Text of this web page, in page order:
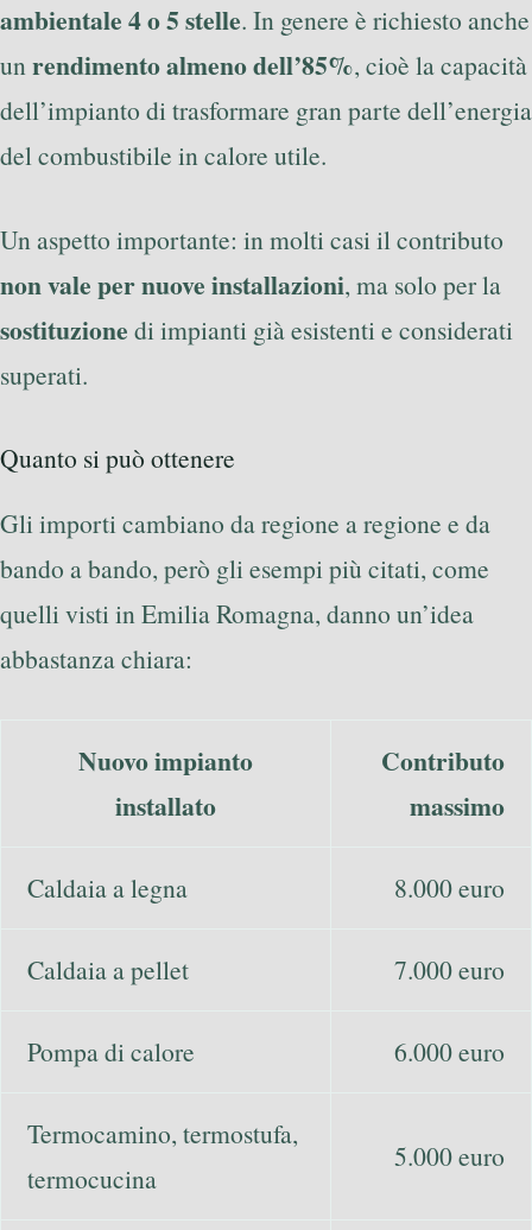
ambientale 4 o 5 stelle. In genere è richiesto anche
unrendimento almeno dell’85%, cioè la capacità
dell’impianto di trasformare gran parte dell’energia
del combustibile in calore utile.
Un aspetto importante: in molti casi il contributo
non vale per nuove installazioni, ma solo per la
sostituzione di impianti già esistenti e considerati
superati.
Quanto si può ottenere
Gli importi cambiano da regione a regione e da
bando a bando, però gli esempi più citati, come
quelli visti in Emilia Romagna, danno un’idea
abbastanza chiara:
Nuovo impianto
installato
Contributo
massimo
Caldaia a legna 8.000 euro
Caldaia a pellet 7.000 euro
Pompa di calore 6.000 euro
Termocamino, termostufa,
termocucina
5.000 euro